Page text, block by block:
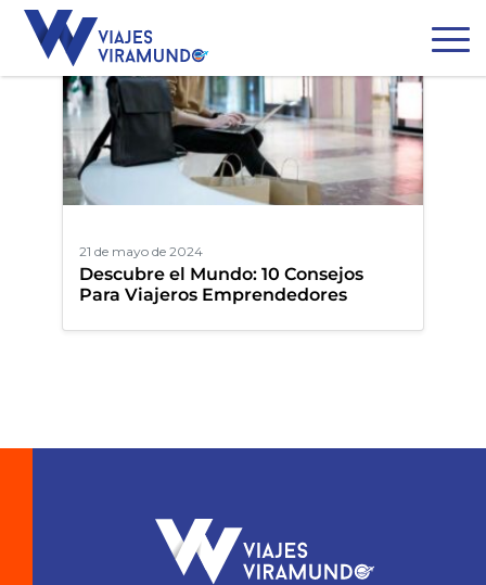
21 de mayo de 2024
Descubre el Mundo: 10 Consejos
Para Viajeros Emprendedores